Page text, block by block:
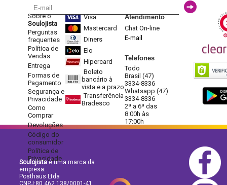
Sobre o
Soulojista
Perguntas
frequentes
Política de
Vendas
Entrega
Formas de
Pagamento
Segurança e
Privacidade
Como
Comprar
Devoluções
Código do
consumidor
Política de
Privacidade
Visa
Mastercard
Diners
Elo
Hipercard
Boleto
bancário à
vista e a prazo
Transferência
Bradesco
Atendimento
Chat On-line
E-mail
Telefones
Todo
Brasil (47)
3334-8336
Whatsapp (47)
3334-8336
2ª a 6ª das
8:00h às
17:00h
Soulojistaé uma marca da
empresa:
Posthaus Ltda
CNPJ:80.462.138/0001-41